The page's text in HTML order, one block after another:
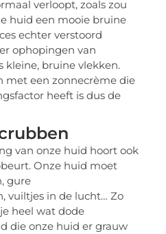
verloopt, zoals zou
huid een mooie bruine
echter verstoord
ophopingen van
kleine, bruine vlekken.
met een zonnecrème die
heeft is dus de
van onze huid hoort ook
Onze huid moet
gure
vuiltjes in de lucht… Zo
heel wat dode
die onze huid er grauw